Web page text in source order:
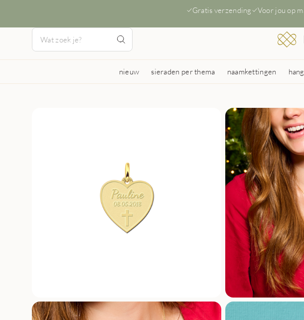
Gratis verzending Voor jou op
nieuw sieraden per thema naamkettingen